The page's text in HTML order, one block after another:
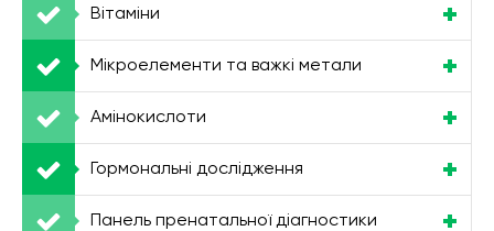
Вітаміни
Мікроелементи та важкі метали
Амінокислоти
Гормональні дослідження
Панель пренатальної діагностики